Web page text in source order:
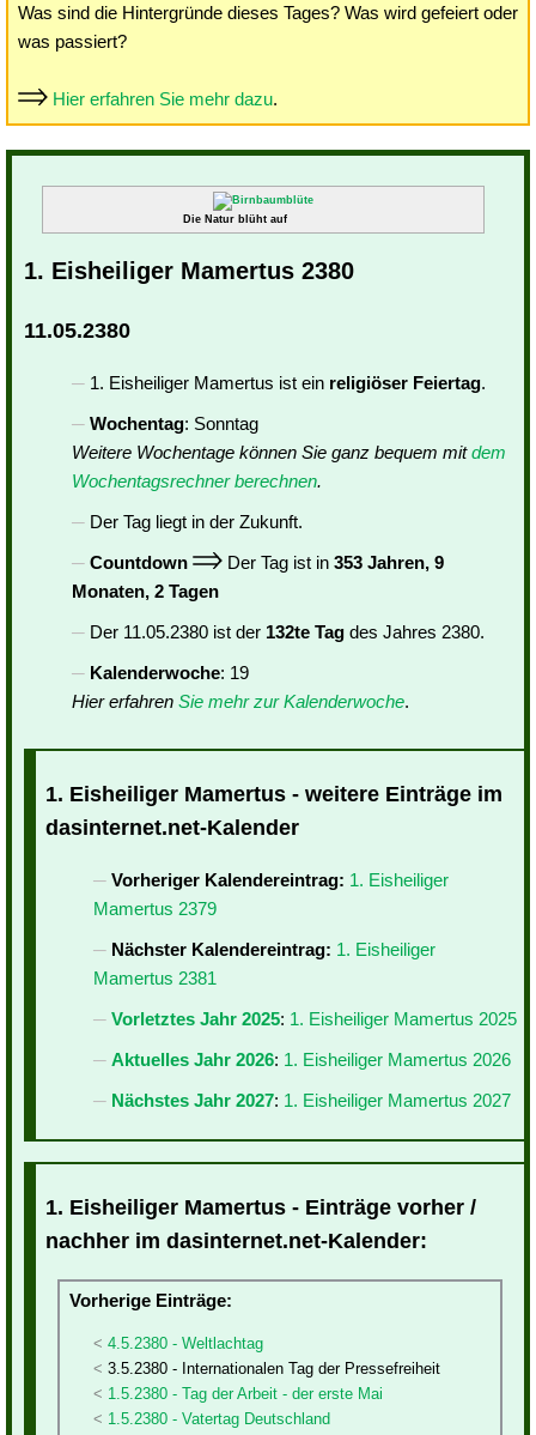
Was sind die Hintergründe dieses Tages? Was wird gefeiert oder
was passiert?
Hier erfahren Sie mehr dazu.
Die Natur blüht auf
1. Eisheiliger Mamertus 2380
11.05.2380
1. Eisheiliger Mamertus ist ein religiöser Feiertag.
Wochentag: Sonntag
Weitere Wochentage können Sie ganz bequem mitdem
Wochentagsrechner berechnen.
Der Tag liegt in der Zukunft.
Countdown
Der Tag ist in 353 Jahren, 9
Monaten, 2 Tagen
Der 11.05.2380 ist der 132te Tag des Jahres 2380.
Kalenderwoche: 19
Hier erfahren Sie mehr zur Kalenderwoche.
1. Eisheiliger Mamertus - weitere Einträge im
dasinternet.net-Kalender
Vorheriger Kalendereintrag: 1. Eisheiliger
Mamertus 2379
Nächster Kalendereintrag: 1. Eisheiliger
Mamertus 2381
Vorletztes Jahr 2025: 1. Eisheiliger Mamertus 2025
Aktuelles Jahr 2026: 1. Eisheiliger Mamertus 2026
Nächstes Jahr 2027: 1. Eisheiliger Mamertus 2027
1. Eisheiliger Mamertus - Einträge vorher /
nachher im dasinternet.net-Kalender:
Vorherige Einträge:
4.5.2380 - Weltlachtag
3.5.2380 - Internationalen Tag der Pressefreiheit
1.5.2380 - Tag der Arbeit - der erste Mai
1.5.2380 - Vatertag Deutschland